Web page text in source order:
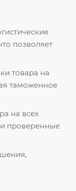
позволяет
товара на
таможенное
на всех
проверенные